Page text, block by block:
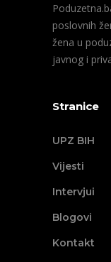
poslovnih
žena u
javnog i
Stranice
UPZ BIH
Vijesti
Intervjui
Blogovi
Kontakt